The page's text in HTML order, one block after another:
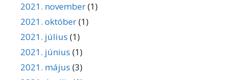
2021. november(1)
2021. október(1)
2021. július (1)
2021. június (1)
2021. május (3)